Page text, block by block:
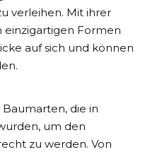
verleihen. Mit ihrer
Formen
auf sich und können
die in
um den
zu werden. Von